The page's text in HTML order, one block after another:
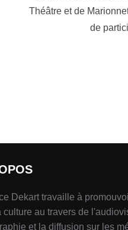
Théâtre et de
de
Dekart travaille à
culture au travers de
et la diffusion sur les